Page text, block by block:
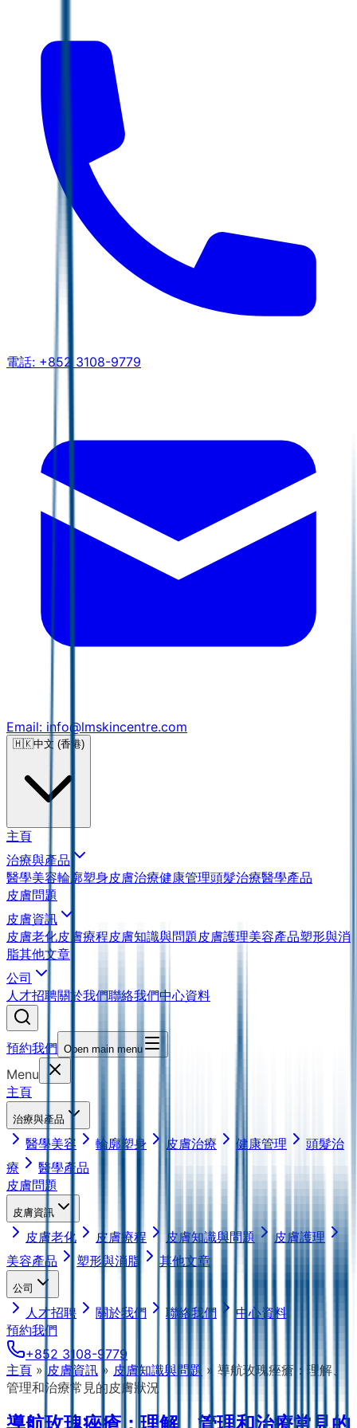
電話: +852 3108-9779
Email: info@lmskincentre.com
🇭🇰中文 (香港)
主頁
治療與產品
醫學美容輪廓塑身皮膚治療健康管理頭髮治療醫學產品
皮膚問題
皮膚資訊
皮膚老化皮膚療程皮膚知識與問題皮膚護理美容產品塑形與消
脂其他文章
公司
人才招聘關於我們聯絡我們中心資料
預約我們 Open main menu
Menu
主頁
治療與產品
醫學美容 輪廓塑身 皮膚治療 健康管理
頭髮治
療
醫學產品
皮膚問題
皮膚資訊
皮膚老化 皮膚療程 皮膚知識與問題
皮膚護理
美容產品
塑形與消脂 其他文章
公司
人才招聘 關於我們 聯絡我們
中心資料
預約我們
+852 3108-9779
主頁 » 皮膚資訊 » 皮膚知識與問題 » 導航玫瑰痤瘡：理解、
管理和治療常見的皮膚狀況